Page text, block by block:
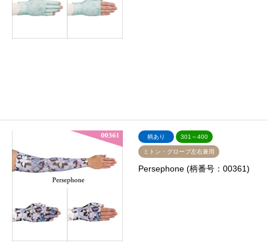
柄あり 301～400
ミトン・グローブ左右兼用
Persephone (柄番号：00361)